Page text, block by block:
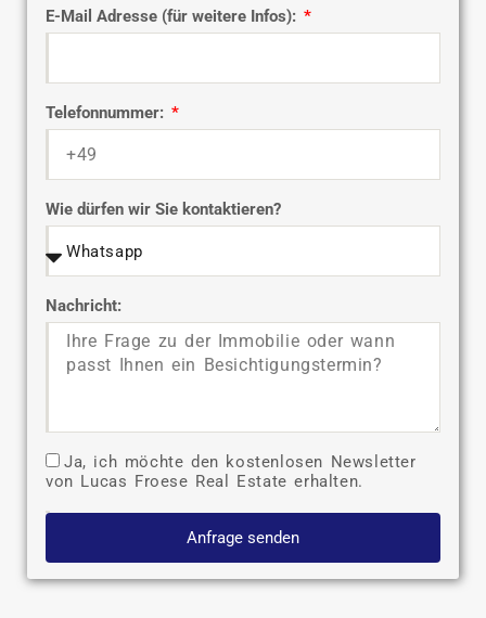
E-Mail Adresse (für weitere Infos):
Telefonnummer:
Wie dürfen wir Sie kontaktieren?
Nachricht:
Ja, ich möchte den kostenlosen Newsletter
von Lucas Froese Real Estate erhalten.
Anfrage senden